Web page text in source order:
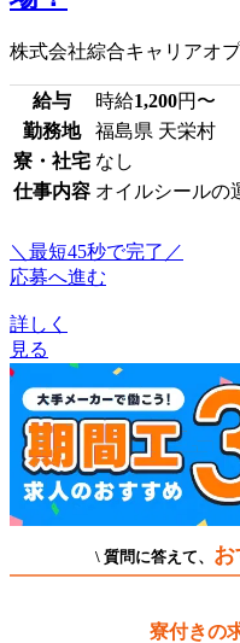
株式会社綜合キャリアオ
給与 時給1,200円〜
勤務地
福島県 天栄村
寮・社宅 なし
仕事内容 オイルシールの
＼最短45秒で完了／
応募へ進む
詳しく
見る
\ 質問に答えて、 お
寮付きの